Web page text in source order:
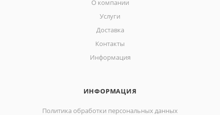
О компании
Услуги
Доставка
Контакты
Информация
ИНФОРМАЦИЯ
Политика обработки персональных данных